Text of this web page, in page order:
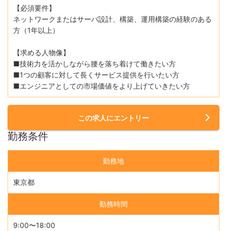
【必須要件】
ネットワークまたはサーバ設計、構築、運用構築の経験のある
方（1年以上）
【求める人物像】
■技術力を活かしながら腰を落ち着けて働きたい方
■1つの顧客に対して長くサービス提供を行いたい方
■エンジニアとしての市場価値をより上げていきたい方
この求人にエントリー
勤務条件
勤務地
東京都
勤務時間
9:00〜18:00